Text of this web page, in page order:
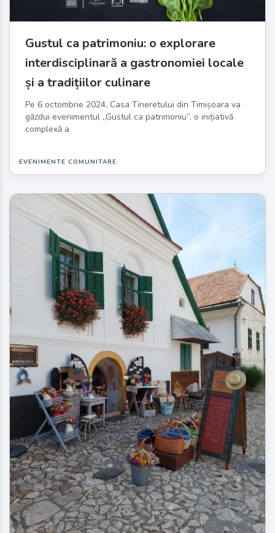
Gustul ca patrimoniu: o explorare
interdisciplinară a gastronomiei locale
și a tradițiilor culinare
Pe 6 octombrie 2024, Casa Tineretului din Timișoara va
găzdui evenimentul „Gustul ca patrimoniu”, o inițiativă
complexă a
EVENIMENTE COMUNITARE